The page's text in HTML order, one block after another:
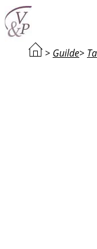
> Guilde>